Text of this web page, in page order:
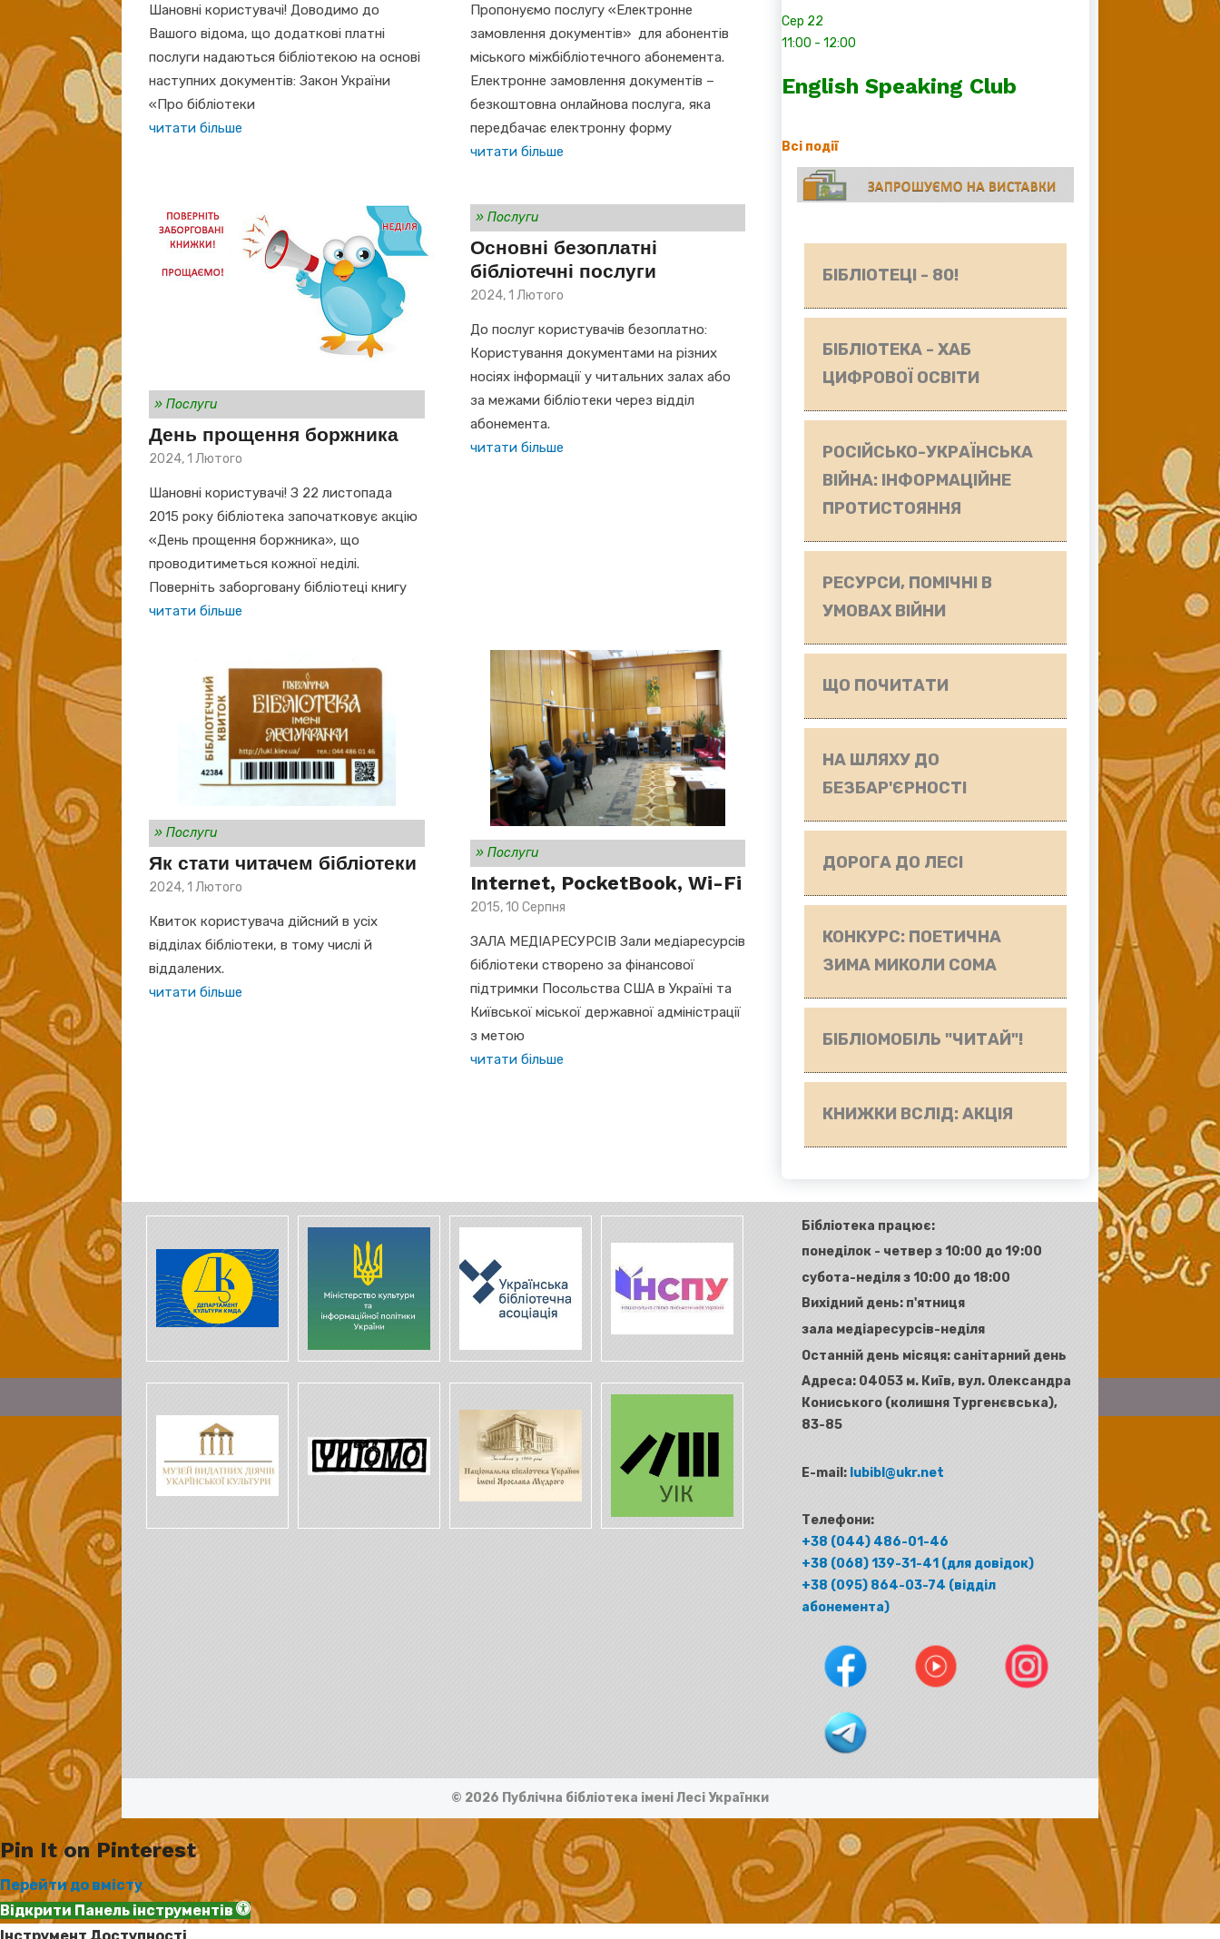
Шановні користувачі! Доводимо до
Вашого відома, що додаткові платні
послуги надаються бібліотекою на основі
наступних документів: Закон України
«Про бібліотеки
читати більше
Пропонуємо послугу «Електронне
замовлення документів» для абонентів
міського міжбібліотечного абонемента.
Електронне замовлення документів –
безкоштовна онлайнова послуга, яка
передбачає електронну форму
читати більше
»Послуги
День прощення боржника
Posted
2024, 1 Лютого
Шановні користувачі! З 22 листопада
2015 року бібліотека започатковує акцію
«День прощення боржника», що
проводитиметься кожної неділі.
Поверніть заборговану бібліотеці книгу
читати більше
» Послуги
Основні безоплатні
бібліотечні послуги
Posted
2024, 1 Лютого
До послуг користувачів безоплатно:
Користування документами на різних
носіях інформації у читальних залах або
за межами бібліотеки через відділ
абонемента.
читати більше
»Послуги
Як стати читачем бібліотеки
Posted
2024, 1 Лютого
Квиток користувача дійсний в усіх
відділах бібліотеки, в тому числі й
віддалених.
читати більше
» Послуги
Internet, PocketBook, Wi-Fi
Posted
2015, 10 Серпня
ЗАЛА МЕДІАРЕСУРСІВ Зали медіаресурсів
бібліотеки створено за фінансової
підтримки Посольства США в Україні та
Київської міської державної адміністрації
з метою
читати більше
Сер 22
11:00 -12:00
English Speaking Club
Всі події
БІБЛІОТЕЦІ - 80!
БІБЛІОТЕКА - ХАБ
ЦИФРОВОЇ ОСВІТИ
РОСІЙСЬКО-УКРАЇНСЬКА
ВІЙНА: ІНФОРМАЦІЙНЕ
ПРОТИСТОЯННЯ
РЕСУРСИ, ПОМІЧНІ В
УМОВАХ ВІЙНИ
ЩО ПОЧИТАТИ
НА ШЛЯХУ ДО
БЕЗБАР'ЄРНОСТІ
ДОРОГА ДО ЛЕСІ
КОНКУРС: ПОЕТИЧНА
ЗИМА МИКОЛИ СОМА
БІБЛІОМОБІЛЬ "ЧИТАЙ"!
КНИЖКИ ВСЛІД: АКЦІЯ
Бібліотека працює:
понеділок - четвер з 10:00 до 19:00
субота-неділя з 10:00 до 18:00
Вихідний день: п'ятниця
зала медіаресурсів-неділя
Останній день місяця: санітарний день
Адреса:04053 м. Київ, вул. Олександра
Кониського (колишня Тургенєвська),
83-85
E-mail: lubibl@ukr.net
Телефони:
+38 (044) 486-01-46
+38 (068) 139-31-41 (для довідок)
+38 (095) 864-03-74 (відділ
абонемента)
© 2026 Публічна бібліотека імені Лесі Українки
Pin It on Pinterest
Перейти до вмісту
Відкрити Панель інструментів
Інструмент Доступності